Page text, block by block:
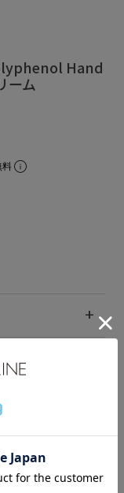
Hand
ーム
料
水